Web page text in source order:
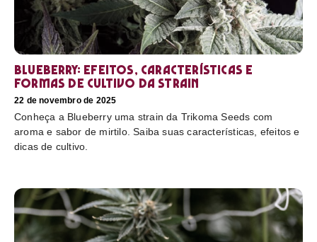
Blueberry: efeitos, características e
formas de cultivo da strain
22 de novembro de 2025
Conheça a Blueberry uma strain da Trikoma Seeds com
aroma e sabor de mirtilo. Saiba suas características, efeitos e
dicas de cultivo.